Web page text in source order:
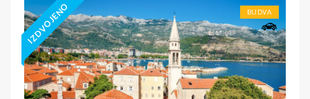
IZDVOJENO BUDVA